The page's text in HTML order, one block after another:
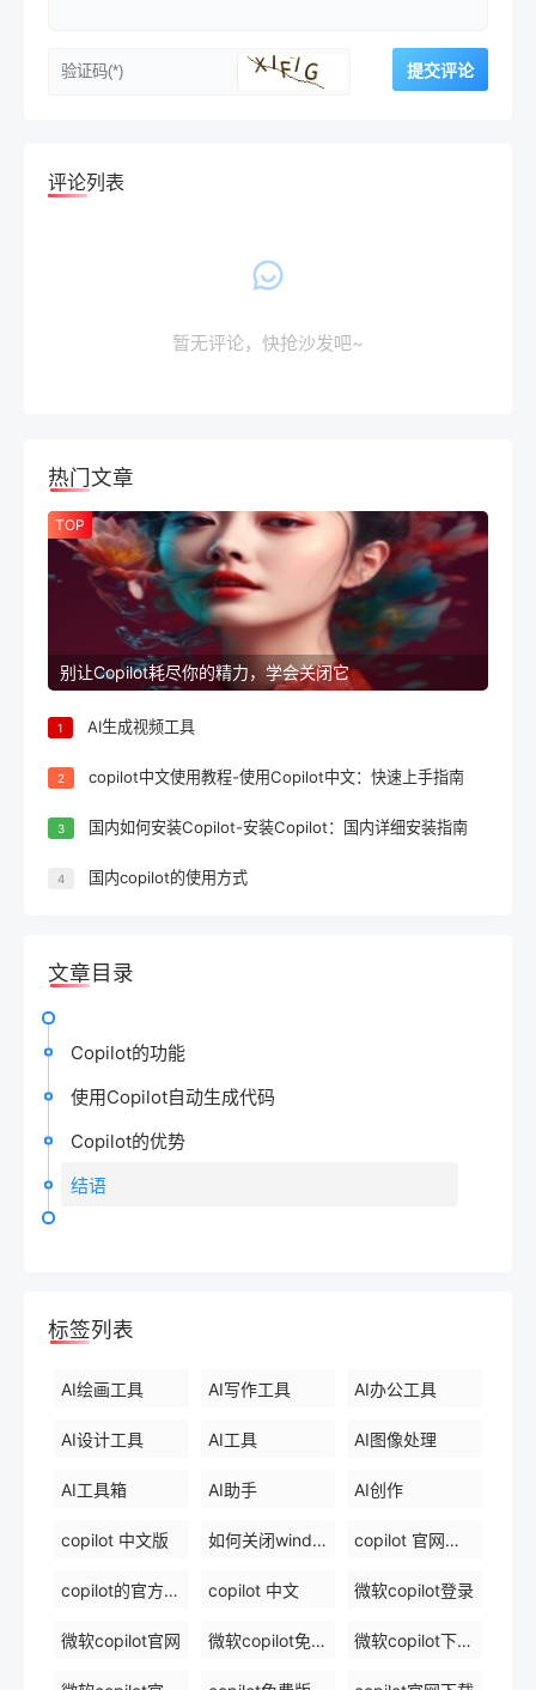
评论列表
暂无评论，快抢沙发吧~
热门文章
TOP
别让Copilot耗尽你的精力，学会关闭它
1 AI生成视频工具
2 copilot中文使用教程-使用Copilot中文：快速上手指南
3 国内如何安装Copilot-安装Copilot：国内详细安装指南
4 国内copilot的使用方式
文章目录
Copilot的功能
使用Copilot自动生成代码
Copilot的优势
结语
标签列表
AI绘画工具 AI写作工具 AI办公工具
AI设计工具 AI工具 AI图像处理
AI工具箱 AI助手 AI创作
copilot 中文版 如何关闭windows 中的 copilot copilot 官网下载
copilot的官方网站 copilot 中文 微软copilot登录
微软copilot官网 微软copilot免费在线 微软copilot下载官网